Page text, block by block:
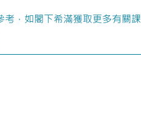
考，如閣下希滿獲取更多有關